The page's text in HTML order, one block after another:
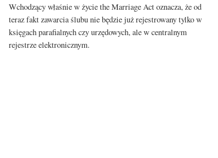
Wchodzący właśnie w życie the Marriage Act oznacza, że od
teraz fakt zawarcia ślubu nie będzie już rejestrowany tylko w
księgach parafialnych czy urzędowych, ale w centralnym
rejestrze elektronicznym.